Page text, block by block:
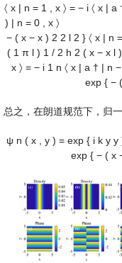
〈 x | n = 1 x 〉 = − i 〈 x | a
) | n = 0 x 〉
− ( x − x ) 2 2 l 2 } 〈 x | n =
( 1 π l ) 1 / 2 h 2 ( x − x l )
x 〉 = − i 1 n 〈 x | a † | n −
exp { − (
总之，在朗道规范下，归
ψ n ( x y ) = exp { i k y y
exp { − ( x